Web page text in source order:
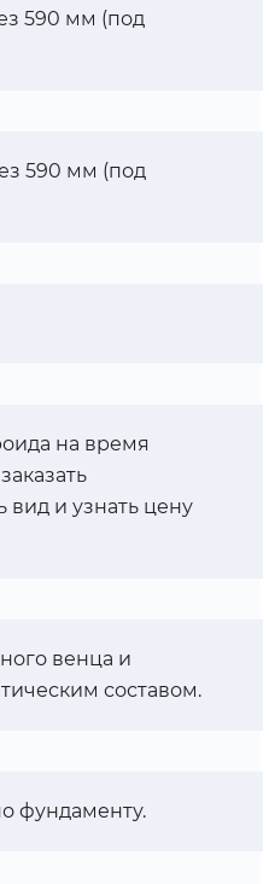
590 мм (под
590 мм (под
на время
вид и узнать цену
венца и
составом.
фундаменту.